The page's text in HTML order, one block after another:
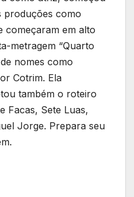
produções como
começaram em alto
metragem “Quarto
nomes como
Cotrim. Ela
também o roteiro
Facas, Sete Luas,
Jorge. Prepara seu